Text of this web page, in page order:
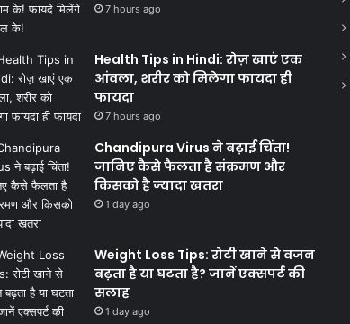
7 hours ago
Health Tips in Hindi: रोज़ खाएं एक
आंवला, शरीर को मिलेगा फायदा ही
फायदा
7 hours ago
Chandipura Virus ने बढ़ाई चिंता!
जानिए कैसे फैलता है संक्रमण और
किसको है ज्यादा खतरा
1 day ago
Weight Loss Tips: रोटी खाने से वजन
बढ़ता है या घटता है? जानें एक्सपर्ट की
सलाह
1 day ago